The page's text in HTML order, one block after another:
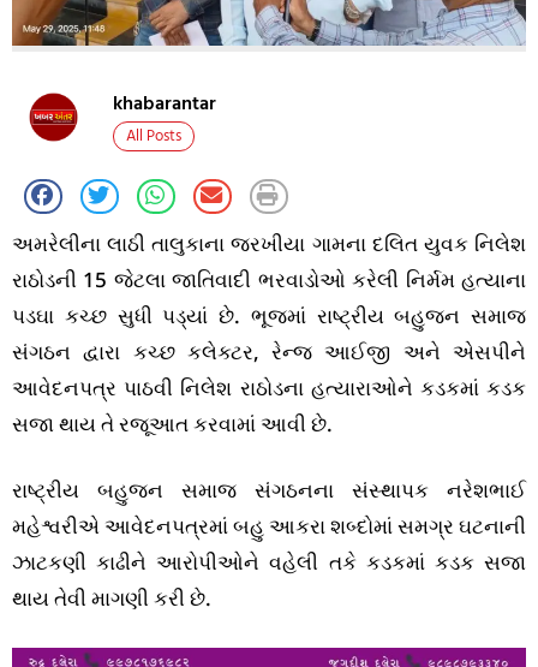
khabarantar
All Posts
અમરેલીના લાઠી તાલુકાના જરખીયા ગામના દલિત યુવક નિલેશ
રાઠોડની 15 જેટલા જાતિવાદી ભરવાડોઓ કરેલી નિર્મમ હત્યાના
પડઘા કચ્છ સુધી પડ્યાં છે. ભૂજમાં રાષ્ટ્રીય બહુજન સમાજ
સંગઠન દ્વારા કચ્છ કલેક્ટર, રેન્જ આઈજી અને એસપીને
આવેદનપત્ર પાઠવી નિલેશ રાઠોડના હત્યારાઓને કડકમાં કડક
સજા થાય તે રજૂઆત કરવામાં આવી છે.
રાષ્ટ્રીય બહુજન સમાજ સંગઠનના સંસ્થાપક નરેશભાઈ
મહેશ્વરીએ આવેદનપત્રમાં બહુ આકરા શબ્દોમાં સમગ્ર ઘટનાની
ઝાટકણી કાઢીને આરોપીઓને વહેલી તકે કડકમાં કડક સજા
થાય તેવી માગણી કરી છે.